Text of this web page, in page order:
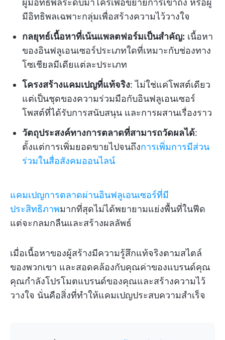
ผู้มีอิทธิพลระดับมาโครเพื่อขยายการเข้าถึง หรือผู้
มีอิทธิพลเฉพาะกลุ่มเพื่อสร้างความไว้วางใจ
กลยุทธ์เนื้อหาที่เน้นแพลตฟอร์มเป็นสำคัญ: เนื้อหา
ของอินฟลูเอนเซอร์ประเภทใดที่เหมาะกับช่องทาง
โซเชียลมีเดียแต่ละประเภท
โครงสร้างแคมเปญที่แท้จริง: ไม่ใช่แค่โพสต์เดียว
แต่เป็นชุดของความร่วมมือกับอินฟลูเอนเซอร์
โพสต์ที่ได้รับการสนับสนุน และการผสานเรื่องราว
วัตถุประสงค์ทางการตลาดที่สามารถวัดผลได้:
ตั้งแต่การเพิ่มยอดขายไปจนถึงการเพิ่มการมีส่วน
ร่วมในสื่อสังคมออนไลน์
แคมเปญการตลาดผ่านอินฟลูเอนเซอร์ที่มี
ประสิทธิภาพมากที่สุดไม่ได้พยายามแย่งพื้นที่ในฟีด
แต่จะกลมกลืนและสร้างผลลัพธ์
เมื่อเนื้อหาของผู้สร้างมีความรู้สึกแท้จริงตามสไตล์
ของพวกเขา และสอดคล้องกับคุณค่าของแบรนด์คุณ
คุณกำลังโปรโมตแบรนด์ของคุณและสร้างความไว้
วางใจ นั่นคือสิ่งที่ทำให้แคมเปญประสบความสำเร็จ